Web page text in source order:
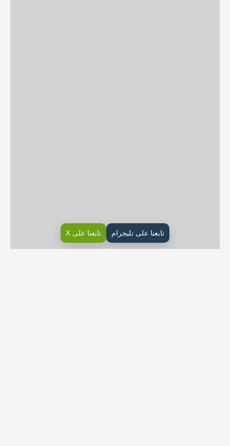
تابعنا على تليجرام تابعنا على X